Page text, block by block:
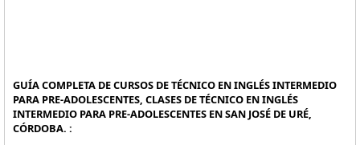
GUÍA COMPLETA DE CURSOS DE TÉCNICO EN INGLÉS INTERMEDIO
PARA PRE-ADOLESCENTES, CLASES DE TÉCNICO EN INGLÉS
INTERMEDIO PARA PRE-ADOLESCENTES EN SAN JOSÉ DE URÉ,
CÓRDOBA. :